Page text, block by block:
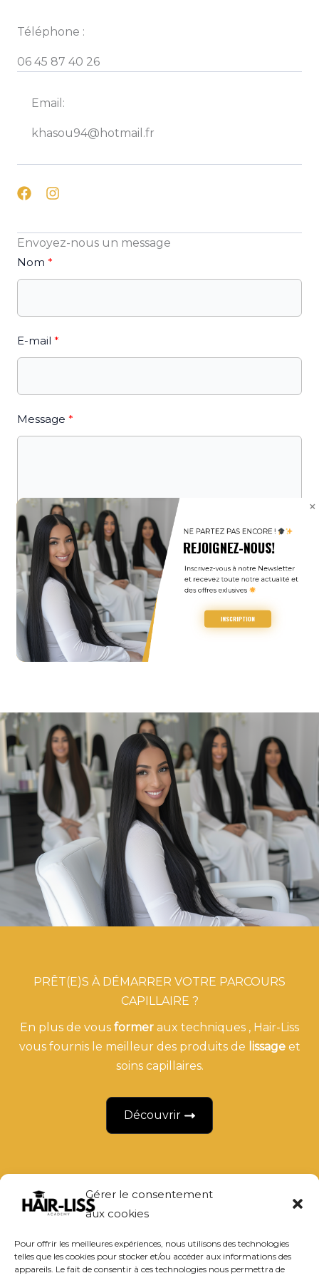
Gérer le consentement
aux cookies
Pour offrir les meilleures expériences, nous utilisons des technologies
telles que les cookies pour stocker et/ou accéder aux informations des
appareils. Le fait de consentir à ces technologies nous permettra de
Téléphone :
06 45 87 40 26
Email:
khasou94@hotmail.fr
Envoyez-nous un message
Nom
E-mail
Message
Téléphone
Envoyer
PRÊT(E)S À DÉMARRER VOTRE PARCOURS
CAPILLAIRE ?
En plus de vous former aux techniques , Hair-Liss
vous fournis le meilleur des produits de lissage et
soins capillaires.
Découvrir
Accueil
Formation
REJOIGNEZ-NOUS!
NE PARTEZ PAS ENCORE !
Inscrivez-vous à notre Newsletter
et recevez toute notre actualité et
des offres exlusives
INSCRIPTION